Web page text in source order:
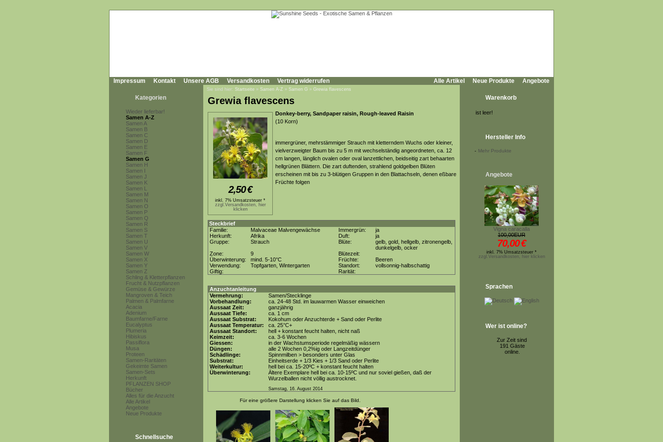
Impressum Kontakt Unsere AGB Versandkosten Vertrag widerrufen Alle Artikel Neue Produkte Angebote
Kategorien
Wieder lieferbar!
Samen A-Z
Samen A
Samen B
Samen C
Samen D
Samen E
Samen F
Samen G
Samen H
Samen I
Samen J
Samen K
Samen L
Samen M
Samen N
Samen O
Samen P
Samen Q
Samen R
Samen S
Samen T
Samen U
Samen V
Samen W
Samen X
Samen Y
Samen Z
Schling & Kletterpflanzen
Frucht & Nutzpflanzen
Gemüse & Gewürze
Mangroven & Teich
Palmen & Palmfarne
Acacia
Adenium
Baumfarne/Farne
Eucalyptus
Plumeria
Hibiskus
Passiflora
Musa
Proteen
Samen-Raritäten
Gekeimte Samen
Samen-Sets
Herkunft
PFLANZEN SHOP
Bücher
Alles für die Anzucht
Alle Artikel
Angebote
Neue Produkte
Schnellsuche
Sie sind hier: Startseite » Samen A-Z » Samen G » Grewia flavescens
Grewia flavescens
2,50€
inkl. 7% Umsatzsteuer *
zzgl.Versandkosten, hier
klicken
Donkey-berry, Sandpaper raisin, Rough-leaved Raisin
(10 Korn)
immergrüner, mehrstämmiger Strauch mit kletterndem Wuchs oder kleiner,
vielverzweigter Baum bis zu 5 m mit wechselständig angeordneten, ca. 12
cm langen, länglich ovalen oder oval lanzettlichen, beidseitig zart behaarten
hellgrünen Blättern. Die zart duftenden, strahlend goldgelben Blüten
erscheinen mit bis zu 3-blütigen Gruppen in den Blattachseln, denen eßbare
Früchte folgen
Steckbrief
Familie:
Malvaceae Malvengewächse Immergrün:
ja
Herkunft:
Afrika Duft:
ja
Gruppe:
Strauch Blüte:
gelb, gold, hellgelb, zitronengelb,
dunkelgelb, ocker
Zone:
9
Blütezeit:
Überwinterung:
mind. 5-10°C Früchte:
Beeren
Verwendung:
Topfgarten, Wintergarten Standort:
vollsonnig-halbschattig
Giftig:
Rarität:
Anzuchtanleitung
Vermehrung:
Samen/Stecklinge
Vorbehandlung:
ca. 24-48 Std. im lauwarmen Wasser einweichen
Aussaat Zeit:
ganzjährig
Aussaat Tiefe:
ca. 1 cm
Aussaat Substrat:
Kokohum oder Anzuchterde + Sand oder Perlite
Aussaat Temperatur:
ca. 25°C+
Aussaat Standort:
hell + konstant feucht halten, nicht naß
Keimzeit:
ca. 3-6 Wochen
Giessen:
in der Wachstumsperiode regelmäßig wässern
Düngen:
alle 2 Wochen 0,2%ig oder Langzeitdünger
Schädlinge:
Spinnmilben > besonders unter Glas
Substrat:
Einheitserde + 1/3 Kies + 1/3 Sand oder Perlite
Weiterkultur:
hell bei ca. 15-20ºC + konstant feucht halten
Überwinterung:
Ältere Exemplare hell bei ca. 10-15ºC und nur soviel gießen, daß der
Wurzelballen nicht völlig austrocknet.
Samstag, 16. August 2014
Für eine größere Darstellung klicken Sie auf das Bild.
Warenkorb
ist leer!
Hersteller Info
- Mehr Produkte
Angebote
Vigna caracalla
100,00EUR
70,00€
inkl. 7% Umsatzsteuer *
zzgl.Versandkosten, hier klicken
Sprachen
Wer ist online?
Zur Zeit sind
191 Gäste
online.